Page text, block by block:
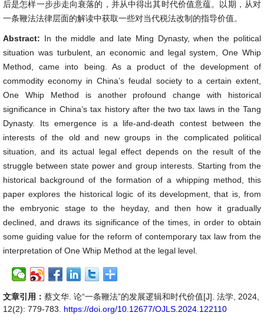
后是怎样一步步走向衰落的，并从中得出其时代价值意蕴。以期，从对
一条鞭法法律层面的解读中获取一些对当代税法改制的指导价值。
Abstract: In the middle and late Ming Dynasty, when the political
situation was turbulent, an economic and legal system, One Whip
Method, came into being. As a product of the development of
commodity economy in China’s feudal society to a certain extent,
One Whip Method is another profound change with historical
significance in China’s tax history after the two tax laws in the Tang
Dynasty. Its emergence is a life-and-death contest between the
interests of the old and new groups in the complicated political
situation, and its actual legal effect depends on the result of the
struggle between state power and group interests. Starting from the
historical background of the formation of a whipping method, this
paper explores the historical logic of its development, that is, from
the embryonic stage to the heyday, and then how it gradually
declined, and draws its significance of the times, in order to obtain
some guiding value for the reform of contemporary tax law from the
interpretation of One Whip Method at the legal level.
文章引用： 蔡文华. 论“一条鞭法”的发展逻辑和时代价值[J]. 法学, 2024,
12(2): 779-783. https://doi.org/10.12677/OJLS.2024.122110